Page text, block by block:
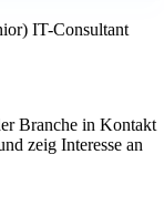
IT-Consultant
Branche in Kontakt
zeig Interesse an